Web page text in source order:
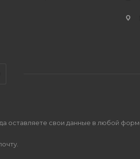
оставляете свои данные в любой